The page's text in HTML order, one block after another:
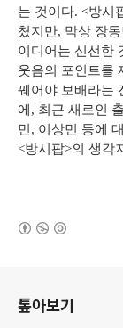
는 것이다. <방시
쳤지만, 막상 장
이디어는 신선한
웃음의 포인트를
꿰어야 보배라는
에, 최근 새로인
민, 이상민 등에
<방시팝>의 생각
톺아보기